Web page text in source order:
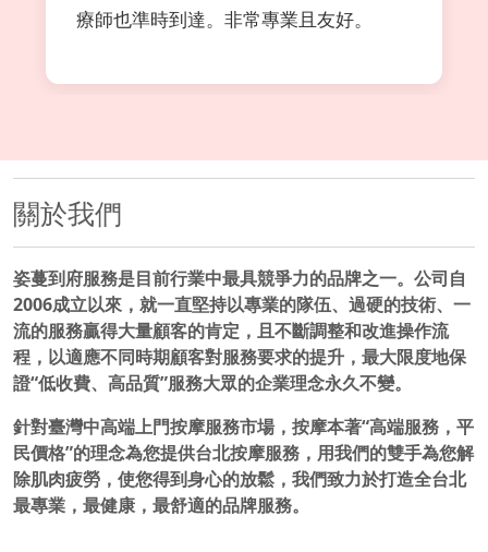
療師也準時到達。非常專業且友好。
關於我們
姿蔓到府服務是目前行業中最具競爭力的品牌之一。公司自
2006成立以來，就一直堅持以專業的隊伍、過硬的技術、一
流的服務贏得大量顧客的肯定，且不斷調整和改進操作流
程，以適應不同時期顧客對服務要求的提升，最大限度地保
證“低收費、高品質”服務大眾的企業理念永久不變。
針對臺灣中高端上門按摩服務市場，按摩本著“高端服務，平
民價格”的理念為您提供台北按摩服務，用我們的雙手為您解
除肌肉疲勞，使您得到身心的放鬆，我們致力於打造全台北
最專業，最健康，最舒適的品牌服務。